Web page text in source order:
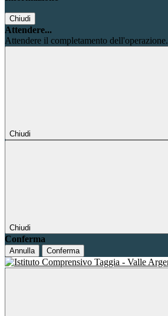
Chiudi
Attendere...
Attendere il completamento
Chiudi
Chiudi
Conferma
Annulla Conferma